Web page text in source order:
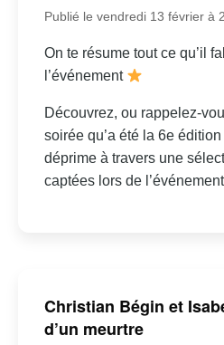
Publié le vendredi 13 février à
On te résume tout ce qu’il
l’événement
Découvrez, ou rappelez-
soirée qu’a été la 6e
déprime à travers une
captées lors de
Christian Bégin et
d’un meurtre